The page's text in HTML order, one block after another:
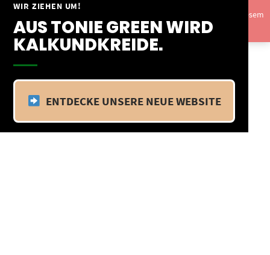
WIR ZIEHEN UM!
AUS TONIE GREEN WIRD
KALKUNDKREIDE.
ENTDECKE UNSERE NEUE WEBSITE
Springe
Inhalt
Vom 09.04.25 - 20.04.25 befinden wir uns im Betriebsurlaub. In diesem
Zeitraum findet kein Versand statt.Ausblenden